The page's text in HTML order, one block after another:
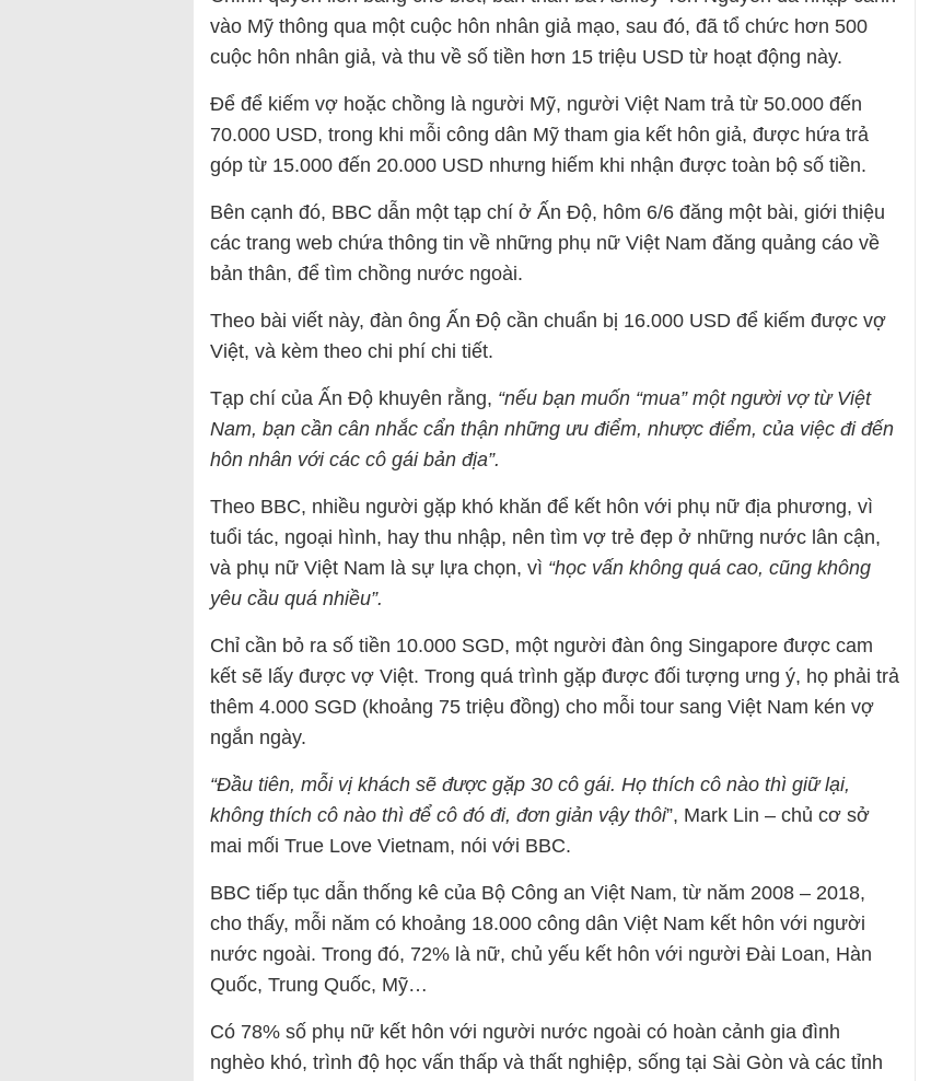
vào Mỹ thông qua một cuộc hôn nhân giả mạo, sau đó, đã tổ chức hơn 500
cuộc hôn nhân giả, và thu về số tiền hơn 15 triệu USD từ hoạt động này.
Để để kiếm vợ hoặc chồng là người Mỹ, người Việt Nam trả từ 50.000 đến
70.000 USD, trong khi mỗi công dân Mỹ tham gia kết hôn giả, được hứa trả
góp từ 15.000 đến 20.000 USD nhưng hiếm khi nhận được toàn bộ số tiền.
Bên cạnh đó, BBC dẫn một tạp chí ở Ấn Độ, hôm 6/6 đăng một bài, giới thiệu
các trang web chứa thông tin về những phụ nữ Việt Nam đăng quảng cáo về
bản thân, để tìm chồng nước ngoài.
Theo bài viết này, đàn ông Ấn Độ cần chuẩn bị 16.000 USD để kiếm được vợ
Việt, và kèm theo chi phí chi tiết.
Tạp chí của Ấn Độ khuyên rằng, “nếu bạn muốn “mua” một người vợ từ Việt
Nam, bạn cần cân nhắc cẩn thận những ưu điểm, nhược điểm, của việc đi đến
hôn nhân với các cô gái bản địa”.
Theo BBC, nhiều người gặp khó khăn để kết hôn với phụ nữ địa phương, vì
tuổi tác, ngoại hình, hay thu nhập, nên tìm vợ trẻ đẹp ở những nước lân cận,
và phụ nữ Việt Nam là sự lựa chọn, vì “học vấn không quá cao, cũng không
yêu cầu quá nhiều”.
Chỉ cần bỏ ra số tiền 10.000 SGD, một người đàn ông Singapore được cam
kết sẽ lấy được vợ Việt. Trong quá trình gặp được đối tượng ưng ý, họ phải trả
thêm 4.000 SGD (khoảng 75 triệu đồng) cho mỗi tour sang Việt Nam kén vợ
ngắn ngày.
“Đầu tiên, mỗi vị khách sẽ được gặp 30 cô gái. Họ thích cô nào thì giữ lại,
không thích cô nào thì để cô đó đi, đơn giản vậy thôi”, Mark Lin – chủ cơ sở
mai mối True Love Vietnam, nói với BBC.
BBC tiếp tục dẫn thống kê của Bộ Công an Việt Nam, từ năm 2008 – 2018,
cho thấy, mỗi năm có khoảng 18.000 công dân Việt Nam kết hôn với người
nước ngoài. Trong đó, 72% là nữ, chủ yếu kết hôn với người Đài Loan, Hàn
Quốc, Trung Quốc, Mỹ…
Có 78% số phụ nữ kết hôn với người nước ngoài có hoàn cảnh gia đình
nghèo khó, trình độ học vấn thấp và thất nghiệp, sống tại Sài Gòn và các tỉnh